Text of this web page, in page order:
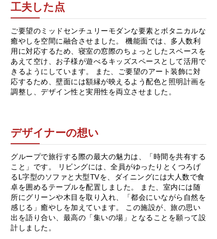
工夫した点
ご要望のミッドセンチュリーモダンな要素とボタニカルな
癒やしを空間に融合させました。 機能面では、多人数利
用に対応するため、寝室の窓際のちょっとしたスペースを
あえて空け、お子様が遊べるキッズスペースとして活用で
きるようにしています。 また、ご要望のアート装飾に対
応するため、壁面には額縁が映えるよう配色と照明計画を
調整し、デザイン性と実用性を両立させました。
デザイナーの想い
グループで旅行する際の最大の魅力は、「時間を共有する
こと」です。 リビングには、全員がゆったりとくつろげ
るL字型のソファと大型TVを、ダイニングには大人数で食
卓を囲めるテーブルを配置しました。 また、室内には随
所にグリーンや木目を取り入れ、「都会にいながら自然を
感じる」癒やしを加えています。 この施設が、旅の思い
出を語り合い、最高の「集いの場」となることを願って設
計しました。